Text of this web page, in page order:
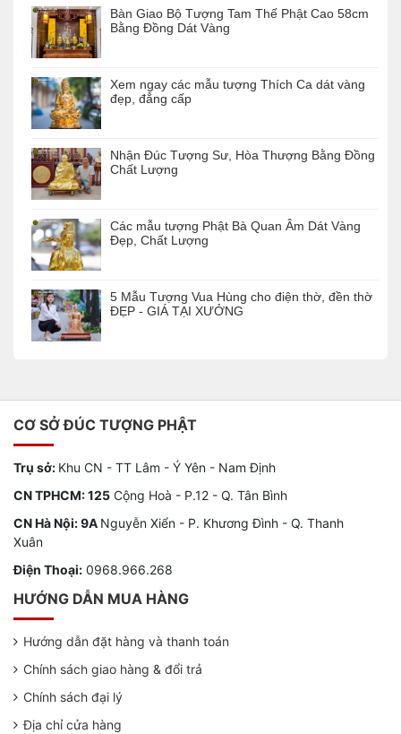
Bàn Giao Bộ Tượng Tam Thế Phật Cao 58cm
Bằng Đồng Dát Vàng
Xem ngay các mẫu tượng Thích Ca dát vàng
đẹp, đẳng cấp
Nhận Đúc Tượng Sư, Hòa Thượng Bằng Đồng
Chất Lượng
Các mẫu tượng Phật Bà Quan Âm Dát Vàng
Đẹp, Chất Lượng
5 Mẫu Tượng Vua Hùng cho điện thờ, đền thờ
ĐẸP - GIÁ TẠI XƯỞNG
CƠ SỞ ĐÚC TƯỢNG PHẬT
Trụ sở: Khu CN - TT Lâm - Ý Yên - Nam Định
CN TPHCM: 125 Cộng Hoà - P.12 - Q. Tân Bình
CN Hà Nội: 9A Nguyễn Xiển - P. Khương Đình - Q. Thanh
Xuân
Điện Thoại: 0968.966.268
HƯỚNG DẪN MUA HÀNG
Hướng dẫn đặt hàng và thanh toán
Chính sách giao hàng & đổi trả
Chính sách đại lý
Địa chỉ cửa hàng